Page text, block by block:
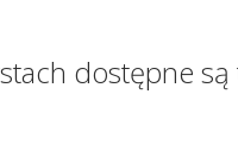
dostępne